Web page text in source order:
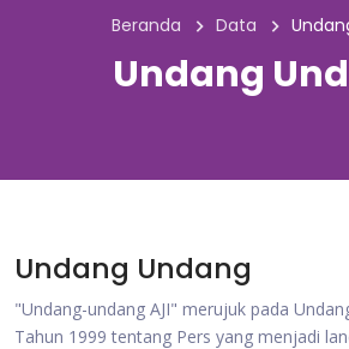
Beranda Data
Undang
Undang Undang
"Undang-undang AJI" merujuk pada
Tahun 1999 tentang Pers yang menjadi